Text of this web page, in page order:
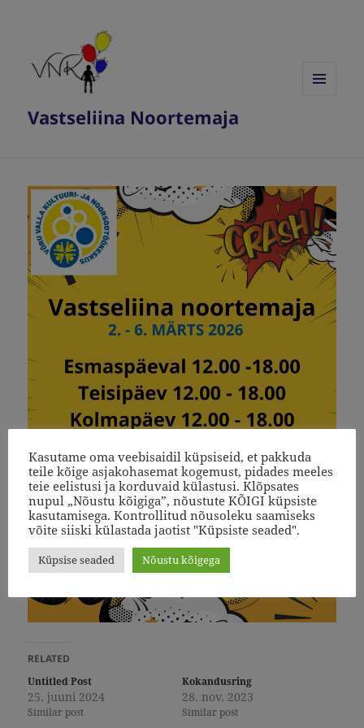
Vastseliina Noortemaja
RELATED
Untitled Post
25. juuni 2024
Similar post
Kokandusring
28. nov. 2023
Similar post
Kasutame oma veebisaidil küpsiseid, et pakkuda
teile kõige asjakohasemat kogemust, pidades meeles
teie eelistusi ja korduvaid külastusi. Klõpsates
nupul „Nõustu kõigiga”, nõustute KÕIGI küpsiste
kasutamisega. Kontrollitud nõusoleku saamiseks
võite siiski külastada jaotist "Küpsiste seaded".
Küpsise seaded Nõustu kõigega